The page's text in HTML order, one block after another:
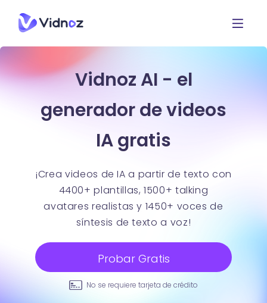
Vidnoz AI - el
generador de videos
IA gratis
¡Crea videos de IA a partir de texto con
4400+ plantillas, 1500+ talking
avatares realistas y 1450+ voces de
síntesis de texto a voz!
Probar Gratis
No se requiere tarjeta de crédito